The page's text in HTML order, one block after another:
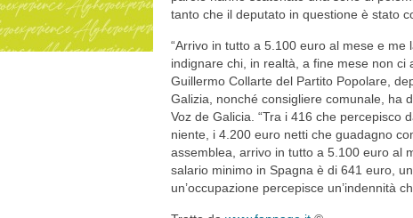
tanto che il deputato in questione è stato
“Arrivo in tutto a 5.100 euro al mese e
indignare chi, in realtà, a fine mese non ci
Guillermo Collarte del Partito Popolare,
Galizia, nonché consigliere comunale, ha
Voz de Galicia. “Tra i 416 che percepisco
niente, i 4.200 euro netti che guadagno
assemblea, arrivo in tutto a 5.100 euro al
salario minimo in Spagna è di 641 euro,
un’occupazione percepisce un’indennità